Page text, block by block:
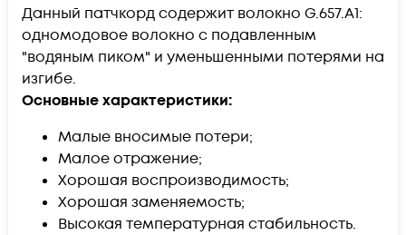
Данный патчкорд содержит волокно G.657.А1:
одномодовое волокно с подавленным
"водяным пиком" и уменьшенными потерями на
изгибе.
Основные характеристики:
Малые вносимые потери;
Малое отражение;
Хорошая воспроизводимость;
Хорошая заменяемость;
Высокая температурная стабильность.